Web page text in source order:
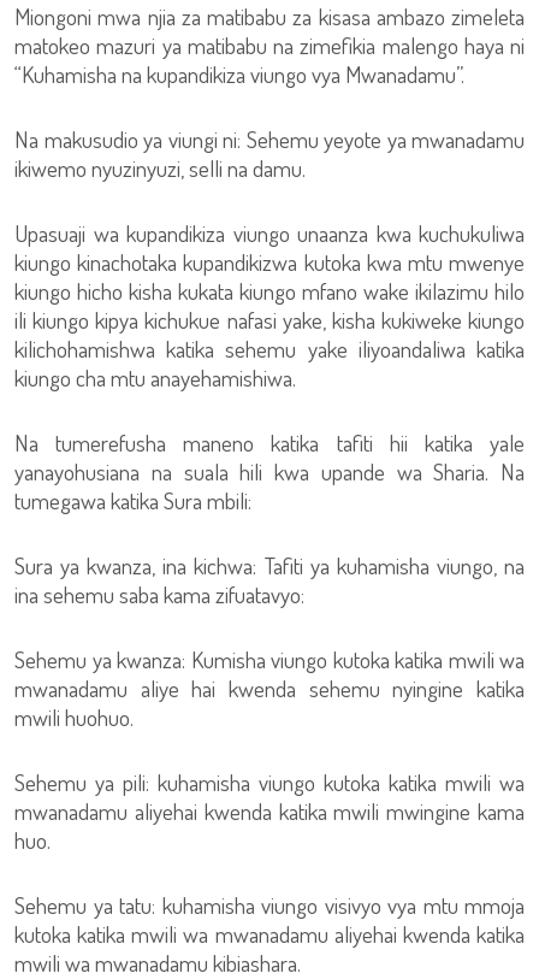
Miongoni mwa njia za matibabu za kisasa ambazo zimeleta
matokeo mazuri ya matibabu na zimefikia malengo haya ni
“Kuhamisha na kupandikiza viungo vya Mwanadamu”.
Na makusudio ya viungi ni: Sehemu yeyote ya mwanadamu
ikiwemo nyuzinyuzi, selli na damu.
Upasuaji wa kupandikiza viungo unaanza kwa kuchukuliwa
kiungo kinachotaka kupandikizwa kutoka kwa mtu mwenye
kiungo hicho kisha kukata kiungo mfano wake ikilazimu hilo
ili kiungo kipya kichukue nafasi yake, kisha kukiweke kiungo
kilichohamishwa katika sehemu yake iliyoandaliwa katika
kiungo cha mtu anayehamishiwa.
Na tumerefusha maneno katika tafiti hii katika yale
yanayohusiana na suala hili kwa upande wa Sharia. Na
tumegawa katika Sura mbili:
Sura ya kwanza, ina kichwa: Tafiti ya kuhamisha viungo, na
ina sehemu saba kama zifuatavyo:
Sehemu ya kwanza: Kumisha viungo kutoka katika mwili wa
mwanadamu aliye hai kwenda sehemu nyingine katika
mwili huohuo.
Sehemu ya pili: kuhamisha viungo kutoka katika mwili wa
mwanadamu aliyehai kwenda katika mwili mwingine kama
huo.
Sehemu ya tatu: kuhamisha viungo visivyo vya mtu mmoja
kutoka katika mwili wa mwanadamu aliyehai kwenda katika
mwili wa mwanadamu kibiashara.